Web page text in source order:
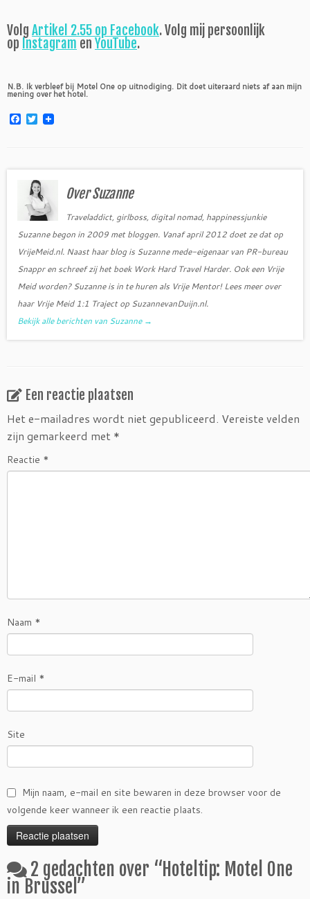
Volg Artikel 2.55 op Facebook. Volg mij persoonlijk
op Instagram en YouTube.
N.B. Ik verbleef bij Motel One op uitnodiging. Dit doet uiteraard niets af aan mijn
mening over het hotel.
F
o
T
w
e
r
Over Suzanne
Traveladdict, girlboss, digital nomad, happinessjunkie
Suzanne begon in 2009 met bloggen. Vanaf april 2012 doet ze dat op
VrijeMeid.nl. Naast haar blog is Suzanne mede-eigenaar van PR-bureau
Snappr en schreef zij het boek Work Hard Travel Harder. Ook een Vrije
Meid worden? Suzanne is in te huren als Vrije Mentor! Lees meer over
haar Vrije Meid 1:1 Traject op SuzannevanDuijn.nl.
Bekijk alle berichten van Suzanne →
Een reactie plaatsen
Het e-mailadres wordt niet gepubliceerd. Vereiste velden
zijn gemarkeerd met *
Reactie *
Naam *
E-mail *
Site
Mijn naam, e-mail en site bewaren in deze browser voor de
volgende keer wanneer ik een reactie plaats.
2 gedachten over “Hoteltip: Motel One
in Brussel ”